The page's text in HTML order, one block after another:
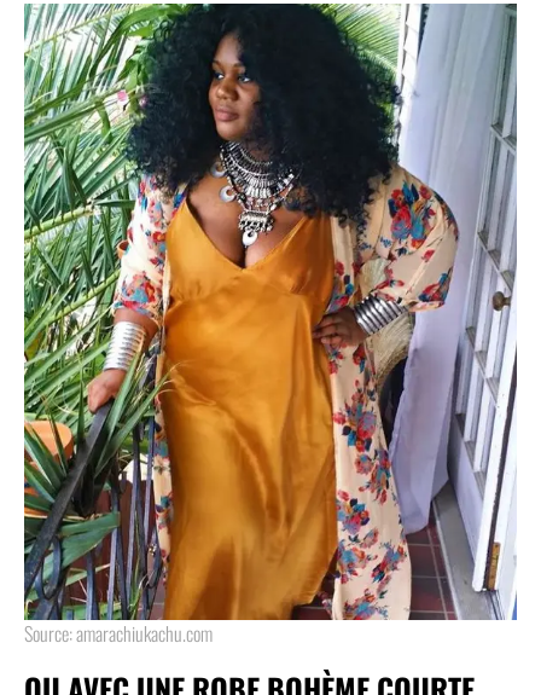
Source: amarachiukachu.com